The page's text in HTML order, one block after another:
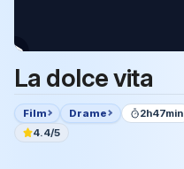
La dolce vita
Film Drame 2h47min
4.4/5